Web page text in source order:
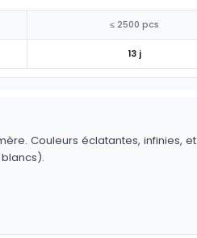
≤ 2500 pcs
13 j
Couleurs éclatantes, infinies, et